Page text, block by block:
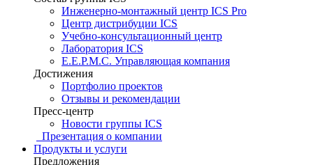
Инженерно-монтажный центр ICS Pro
Центр дистрибуции ICS
Учебно-консультационный центр
Лаборатория ICS
E.E.P.M.C. Управляющая компания
Достижения
Портфолио проектов
Отзывы и рекомендации
Пресс-центр
Новости группы ICS
Презентация о компании
Продукты и услуги
Предложения